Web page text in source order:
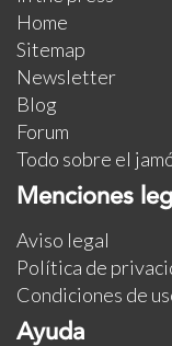
Home
Sitemap
Newsletter
Blog
Forum
Todo sobre el
Menciones
Aviso legal
Política de
Condiciones de
Ayuda